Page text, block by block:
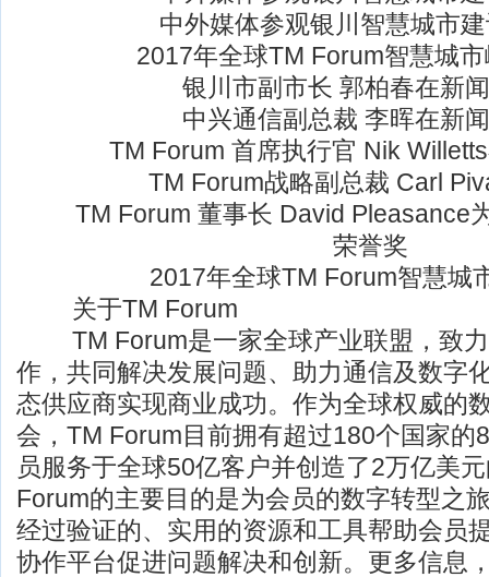
中外媒体参观银川智慧城市建
2017年全球TM Forum智慧城市
银川市副市长 郭柏春在新闻
中兴通信副总裁 李晖在新闻
TM Forum 首席执行官 Nik Willetts
TM Forum战略副总裁 Carl
TM Forum 董事长 David Pleasance
荣誉奖
2017年全球TM Forum智慧城
关于TM Forum
TM Forum是一家全球产业联盟，致力
作，共同解决发展问题、助力通信及数字
态供应商实现商业成功。作为全球权威的
会，TM Forum目前拥有超过180个国家的
员服务于全球50亿客户并创造了2万亿美
Forum的主要目的是为会员的数字转型之
经过验证的、实用的资源和工具帮助会员
协作平台促进问题解决和创新。更多信息